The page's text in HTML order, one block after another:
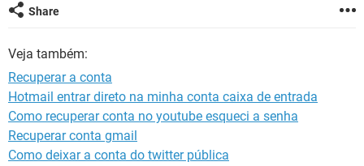
GUIA DE COMPRAS
INSTAGRAM
GUIA DE COMPRAS
Share
Veja também:
Recuperar a conta
Hotmail entrar direto na minha conta caixa de entrada
Como recuperar conta no youtube esqueci a senha
Recuperar conta gmail
Como deixar a conta do twitter pública